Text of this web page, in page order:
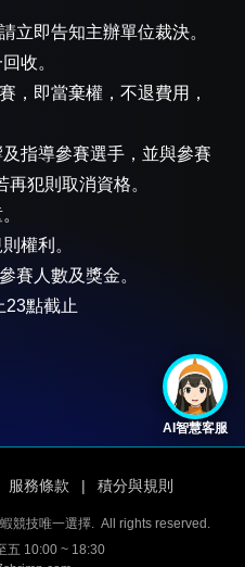
立即告知主辦單位裁決。
收。
，即當棄權，不退費用，
指導參賽選手，並與參賽
犯則取消資格。
權利。
賽人數及獎金。
23點截止
AI智慧客服
服務條款 | 積分與規則
競技唯一選擇. All rights reserved.
五 10:00 ~ 18:30